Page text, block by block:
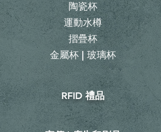
陶瓷杯
運動水樽
摺疊杯
金屬杯 | 玻璃杯
RFID 禮品